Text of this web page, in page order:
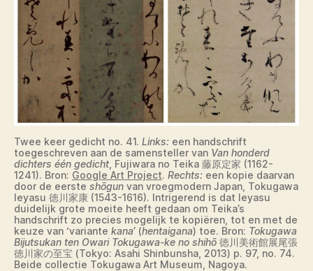
Twee keer gedicht no. 41. Links: een handschrift
toegeschreven aan de samensteller van Van honderd
dichters één gedicht , Fujiwara no Teika 藤原定家 (1162-
1241). Bron: Google Art Project. Rechts: een kopie daarvan
door de eerste shōgun van vroegmodern Japan, Tokugawa
Ieyasu 徳川家康 (1543-1616). Intrigerend is dat Ieyasu
duidelijk grote moeite heeft gedaan om Teika’s
handschrift zo precies mogelijk te kopiëren, tot en met de
keuze van ‘variante kana’ (hentaigana) toe. Bron: Tokugawa
Bijutsukan ten Owari Tokugawa-ke no shihō 徳川美術館展尾張
徳川家の至宝 (Tokyo: Asahi Shinbunsha, 2013) p. 97, no. 74.
Beide collectie Tokugawa Art Museum, Nagoya.